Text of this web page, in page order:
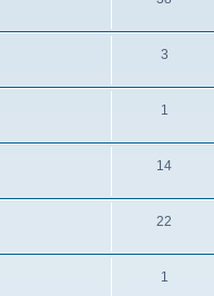
3
1
14
22
1